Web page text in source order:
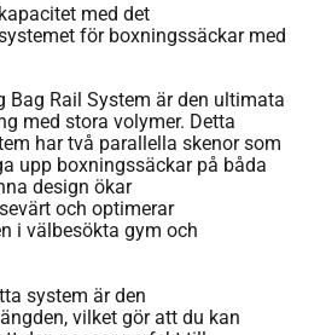
med det
för boxningssäckar med
Bag Rail System är den ultimata
med stora volymer. Detta
har två parallella skenor som
upp boxningssäckar på båda
design ökar
och optimerar
i välbesökta gym och
system är den
vilket gör att du kan